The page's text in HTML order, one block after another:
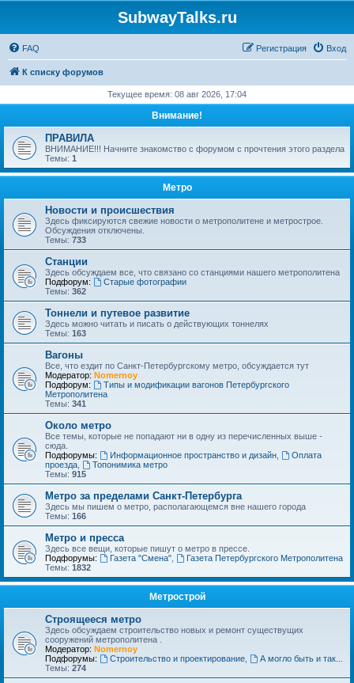
SubwayTalks.ru
FAQ Вход
Регистрация
К списку форумов
Текущее время: 08 авг 2026, 17:04
Внимание!
ПРАВИЛА
ВНИМАНИЕ!!! Начните знакомство с форумом с прочтения этого раздела
Темы: 1
Метро
Новости и происшествия
Здесь фиксируются свежие новости о метрополитене и метрострое.
Обсуждения отключены.
Темы: 733
Станции
Здесь обсуждаем все, что связано со станциями нашего метрополитена
Подфорум:
Старые фотографии
Темы: 362
Тоннели и путевое развитие
Здесь можно читать и писать о действующих тоннелях
Темы: 163
Вагоны
Все, что ездит по Санкт-Петербургскому метро, обсуждается тут
Модератор: Nomernoy
Подфорум:
Типы и модификации вагонов Петербургского
Метрополитена
Темы: 341
Около метро
Все темы, которые не попадают ни в одну из перечисленных выше -
сюда.
Подфорумы:
Информационное пространство и дизайн,
Оплата
проезда
Топонимика метро
Темы: 915
Метро за пределами Санкт-Петербурга
Здесь мы пишем о метро, располагающемся вне нашего города
Темы: 166
Метро и пресса
Здесь все вещи, которые пишут о метро в прессе.
Подфорумы:
Газета "Смена",
Газета Петербургского Метрополитена
Темы: 1832
Метрострой
Строящееся метро
Здесь обсуждаем строительство новых и ремонт существущих
сооружений метрополитена .
Модератор: Nomernoy
Подфорумы:
Строительство и проектирование,
А могло быть и так...
Темы: 274